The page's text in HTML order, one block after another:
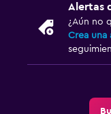
Estacionamiento
Servicio de
Alertas
¿Aún no
Crea una